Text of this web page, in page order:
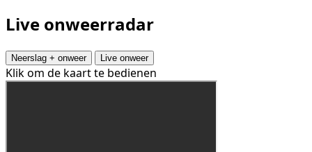
Live onweerradar
Neerslag + onweer Live onweer
Klik om de kaart te bedienen